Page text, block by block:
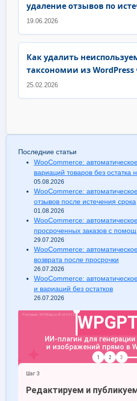
удаление отзывов по
19.06.2026
Как удалить
таксономии из WordPress
25.02.2026
Последние статьи
WooCommerce:
вариаций товаров без остатка
05.08.2026
WooCommerce:
отзывов после истечения срока
01.08.2026
WooCommerce:
просроченных заказов с
29.07.2026
WooCommerce:
возврата после просрочки
26.07.2026
WooCommerce:
и вариаций без остатков
26.07.2026